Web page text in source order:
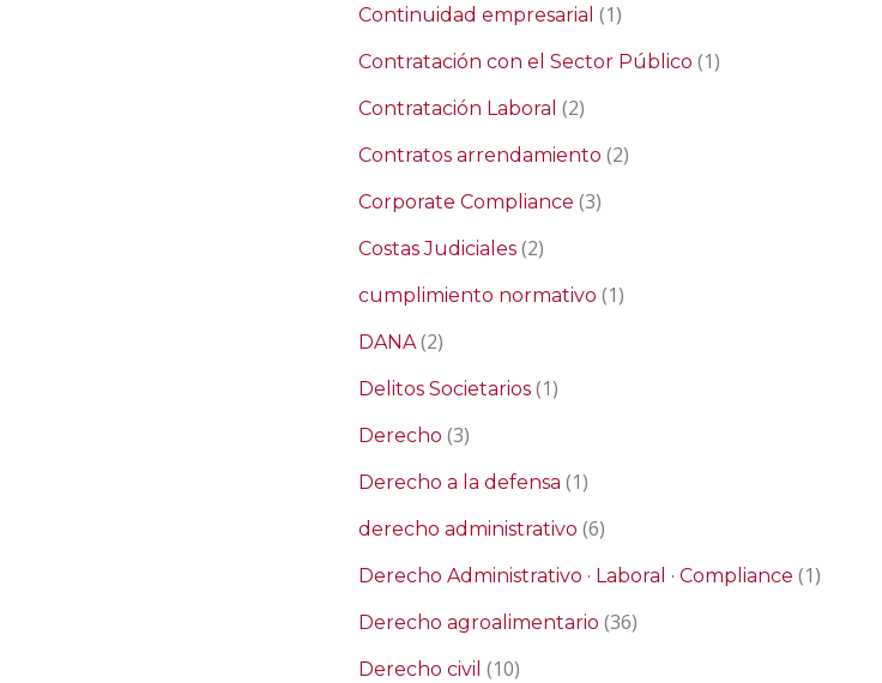
Continuidad empresarial (1)
Contratación con el Sector Público (1)
Contratación Laboral (2)
Contratos arrendamiento (2)
Corporate Compliance (3)
Costas Judiciales (2)
cumplimiento normativo (1)
DANA(2)
Delitos Societarios (1)
Derecho (3)
Derecho a la defensa (1)
derecho administrativo (6)
Derecho Administrativo · Laboral · Compliance (1)
Derecho agroalimentario (36)
Derecho civil (10)